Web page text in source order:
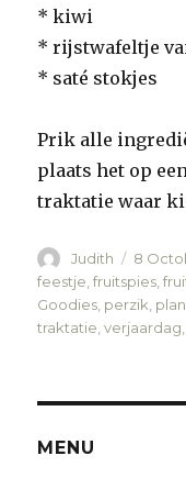
* kiwi
* rijstwafeltje
* saté stokjes
Prik alle
plaats het op
traktatie waar
Author
Judith
Posted
on
8
feestje,fruitspies,
Goodies, perzik,
traktatie,verjaardag
MENU